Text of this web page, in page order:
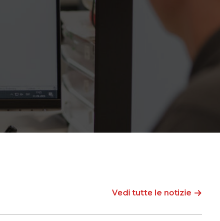
Vedi tutte le notizie